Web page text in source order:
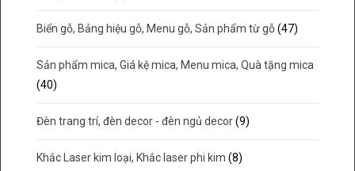
Biển gỗ, Bảng hiệu gỗ, Menu gỗ, Sản phẩm từ gỗ (47)
Sản phẩm mica, Giá kệ mica, Menu mica, Quà tặng mica
(40)
Đèn trang trí, đèn decor - đèn ngủ decor (9)
Khắc Laser kim loại, Khắc laser phi kim (8)